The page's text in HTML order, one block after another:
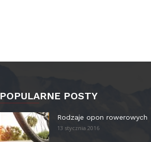
POPULARNE POSTY
Rodzaje opon rowerowych
13 stycznia 2016